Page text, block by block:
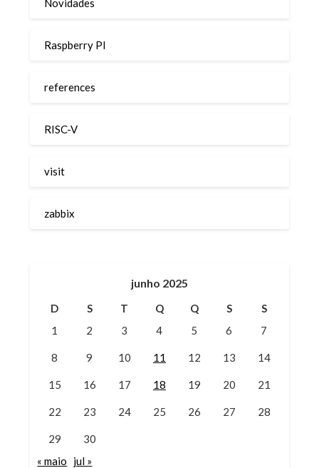
Novidades
Raspberry PI
references
RISC-V
visit
zabbix
junho 2025
D S T Q Q S
S
1
2 3 4 5 6 7
8 9 10 11 12 13 14
15 16 17 18 19 20 21
22 23 24 25 26 27 28
29
30
« maio
jul »